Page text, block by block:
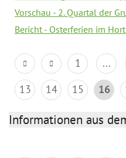
Vorschau - 2. Quartal der
Bericht - Osterferien im
1 ...
13
14 15 16
Informationen aus